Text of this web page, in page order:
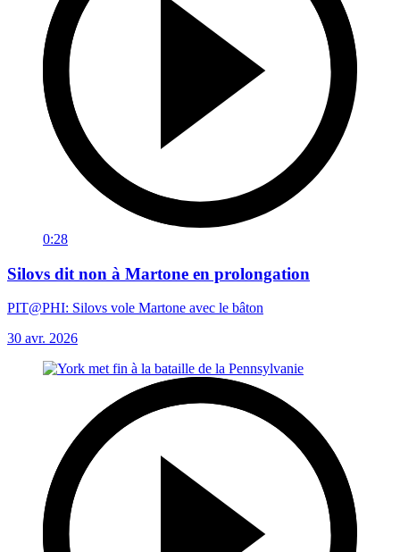
0:28
Silovs dit non à Martone en prolongation
PIT@PHI: Silovs vole Martone avec le bâton
30 avr. 2026